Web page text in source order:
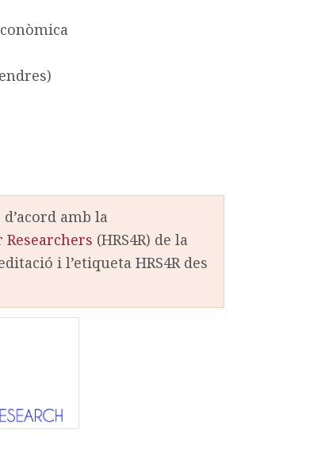
amb la
(HRS4R) de la
i l’etiqueta HRS4R des